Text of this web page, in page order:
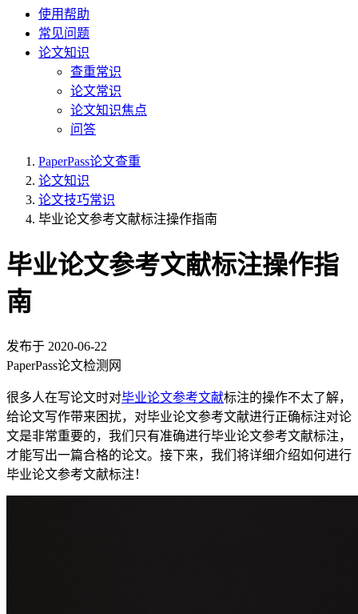
使用帮助
常见问题
论文知识
查重常识
论文常识
论文知识焦点
问答
PaperPass论文查重
论文知识
论文技巧常识
毕业论文参考文献标注操作指南
毕业论文参考文献标注操作指
南
发布于 2020-06-22
PaperPass论文检测网
很多人在写论文时对毕业论文参考文献标注的操作不太了解，
给论文写作带来困扰，对毕业论文参考文献进行正确标注对论
文是非常重要的，我们只有准确进行毕业论文参考文献标注，
才能写出一篇合格的论文。接下来，我们将详细介绍如何进行
毕业论文参考文献标注！